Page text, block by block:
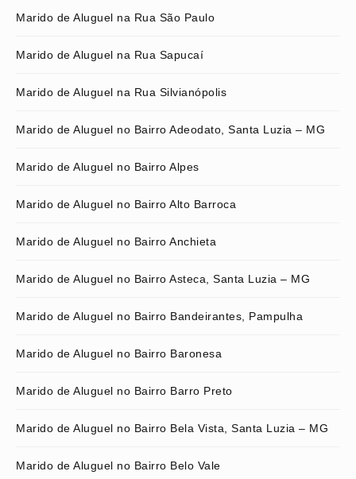
Marido de Aluguel na Rua São Paulo
Marido de Aluguel na Rua Sapucaí
Marido de Aluguel na Rua Silvianópolis
Marido de Aluguel no Bairro Adeodato, Santa Luzia – MG
Marido de Aluguel no Bairro Alpes
Marido de Aluguel no Bairro Alto Barroca
Marido de Aluguel no Bairro Anchieta
Marido de Aluguel no Bairro Asteca, Santa Luzia – MG
Marido de Aluguel no Bairro Bandeirantes, Pampulha
Marido de Aluguel no Bairro Baronesa
Marido de Aluguel no Bairro Barro Preto
Marido de Aluguel no Bairro Bela Vista, Santa Luzia – MG
Marido de Aluguel no Bairro Belo Vale